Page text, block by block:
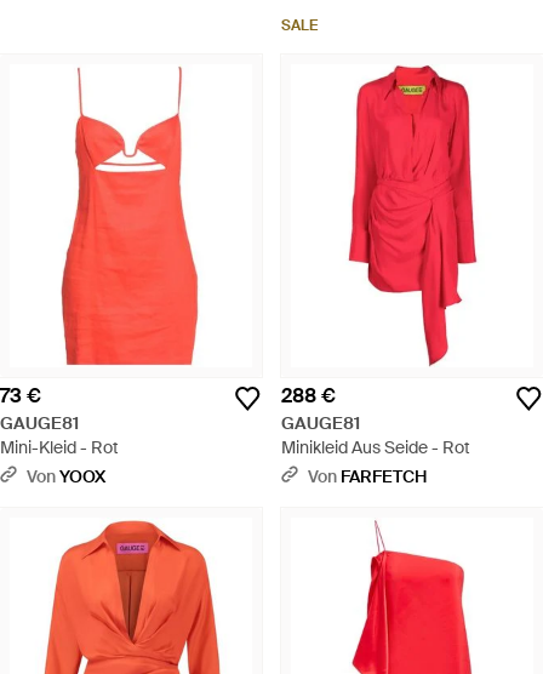
SALE
73 €
GAUGE81
Mini-Kleid - Rot
VonYOOX
288 €
GAUGE81
Minikleid Aus Seide - Rot
Von FARFETCH